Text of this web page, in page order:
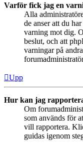
Varför fick jag en
Alla
de anser att du
varning mot dig.
beslut, och att
varningar på
Upp
Hur kan jag
Om
som används för
vill rapportera.
guidas igenom